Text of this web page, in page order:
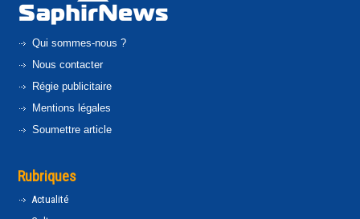
Qui sommes-nous ?
Nous contacter
Régie publicitaire
Mentions légales
Soumettre article
Rubriques
Actualité